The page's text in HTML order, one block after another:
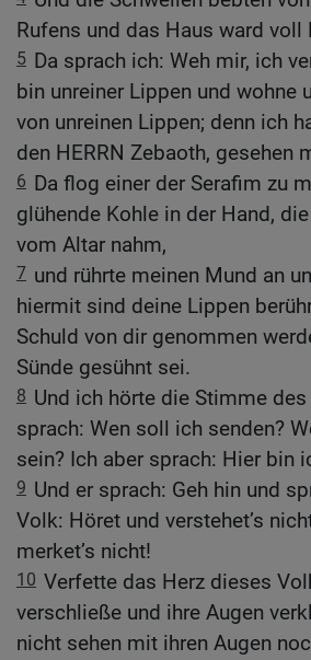
Rufens und das Haus ward voll
5 Da sprach ich: Weh mir, ich
bin unreiner Lippen und wohne
von unreinen Lippen; denn ich
den HERRN Zebaoth, gesehen
6 Da flog einer der Serafim zu
glühende Kohle in der Hand,
vom Altar nahm,
7 und rührte meinen Mund an
hiermit sind deine Lippen
Schuld von dir genommen
Sünde gesühnt sei.
8 Und ich hörte die Stimme
sprach: Wen soll ich senden?
sein? Ich aber sprach: Hier bin
9 Und er sprach: Geh hin und
Volk: Höret und verstehet’s
merket’s nicht!
10 Verfette das Herz dieses
verschließe und ihre Augen
nicht sehen mit ihren Augen